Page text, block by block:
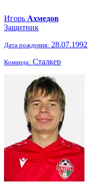
Игорь Ахмедов
Защитник
Дата рождения: 28.07.1992
Команда: Сталкер